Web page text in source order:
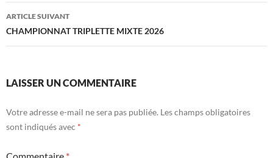
articles
ARTICLE SUIVANT
CHAMPIONNAT TRIPLETTE MIXTE 2026
LAISSER UN COMMENTAIRE
Votre adresse e-mail ne sera pas publiée. Les champs obligatoires
sont indiqués avec *